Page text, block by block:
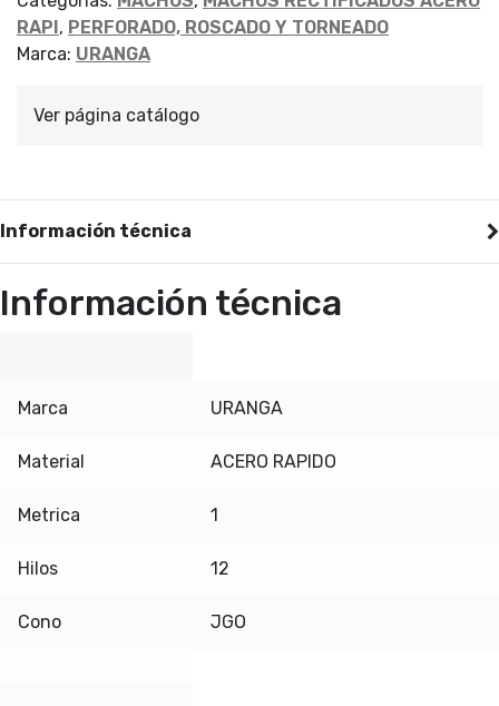
1'
cantidad
RAPI , PERFORADO, ROSCADO Y TORNEADO
Marca: URANGA
Ver página catálogo
Información técnica
Información técnica
Marca URANGA
Material ACERO RAPIDO
Metrica 1
Hilos 12
Cono JGO